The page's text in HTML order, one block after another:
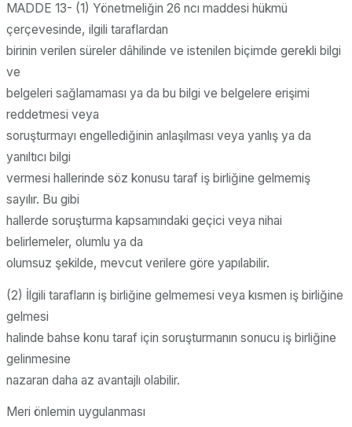
MADDE 13- (1) Yönetmeliğin 26 ncı maddesi hükmü
çerçevesinde, ilgili taraflardan
birinin verilen süreler dâhilinde ve istenilen biçimde gerekli bilgi
ve
belgeleri sağlamaması ya da bu bilgi ve belgelere erişimi
reddetmesi veya
soruşturmayı engellediğinin anlaşılması veya yanlış ya da
yanıltıcı bilgi
vermesi hallerinde söz konusu taraf iş birliğine gelmemiş
sayılır. Bu gibi
hallerde soruşturma kapsamındaki geçici veya nihai
belirlemeler, olumlu ya da
olumsuz şekilde, mevcut verilere göre yapılabilir.
(2) İlgili tarafların iş birliğine gelmemesi veya kısmen iş birliğine
gelmesi
halinde bahse konu taraf için soruşturmanın sonucu iş birliğine
gelinmesine
nazaran daha az avantajlı olabilir.
Meri önlemin uygulanması